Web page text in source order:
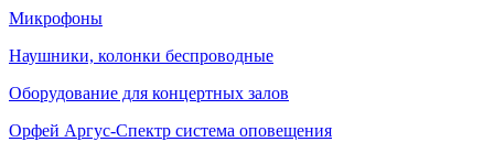
Микрофоны
Наушники, колонки беспроводные
Оборудование для концертных залов
Орфей Аргус-Спектр система оповещения